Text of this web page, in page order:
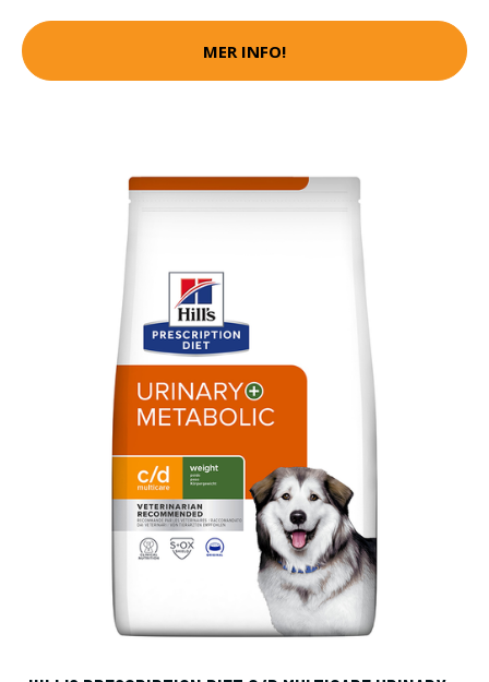
MER INFO!